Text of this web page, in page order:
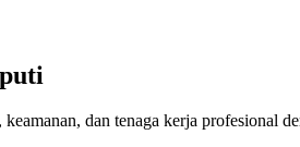
dan tenaga kerja profesional